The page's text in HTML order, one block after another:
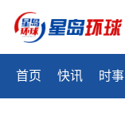
首页 快讯 时事